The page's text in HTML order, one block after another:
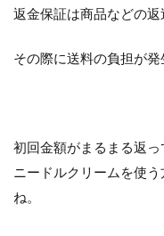
返金保証は商品などの返
その際に送料の負担が発
初回金額がまるまる返
ニードルクリームを使
ね。